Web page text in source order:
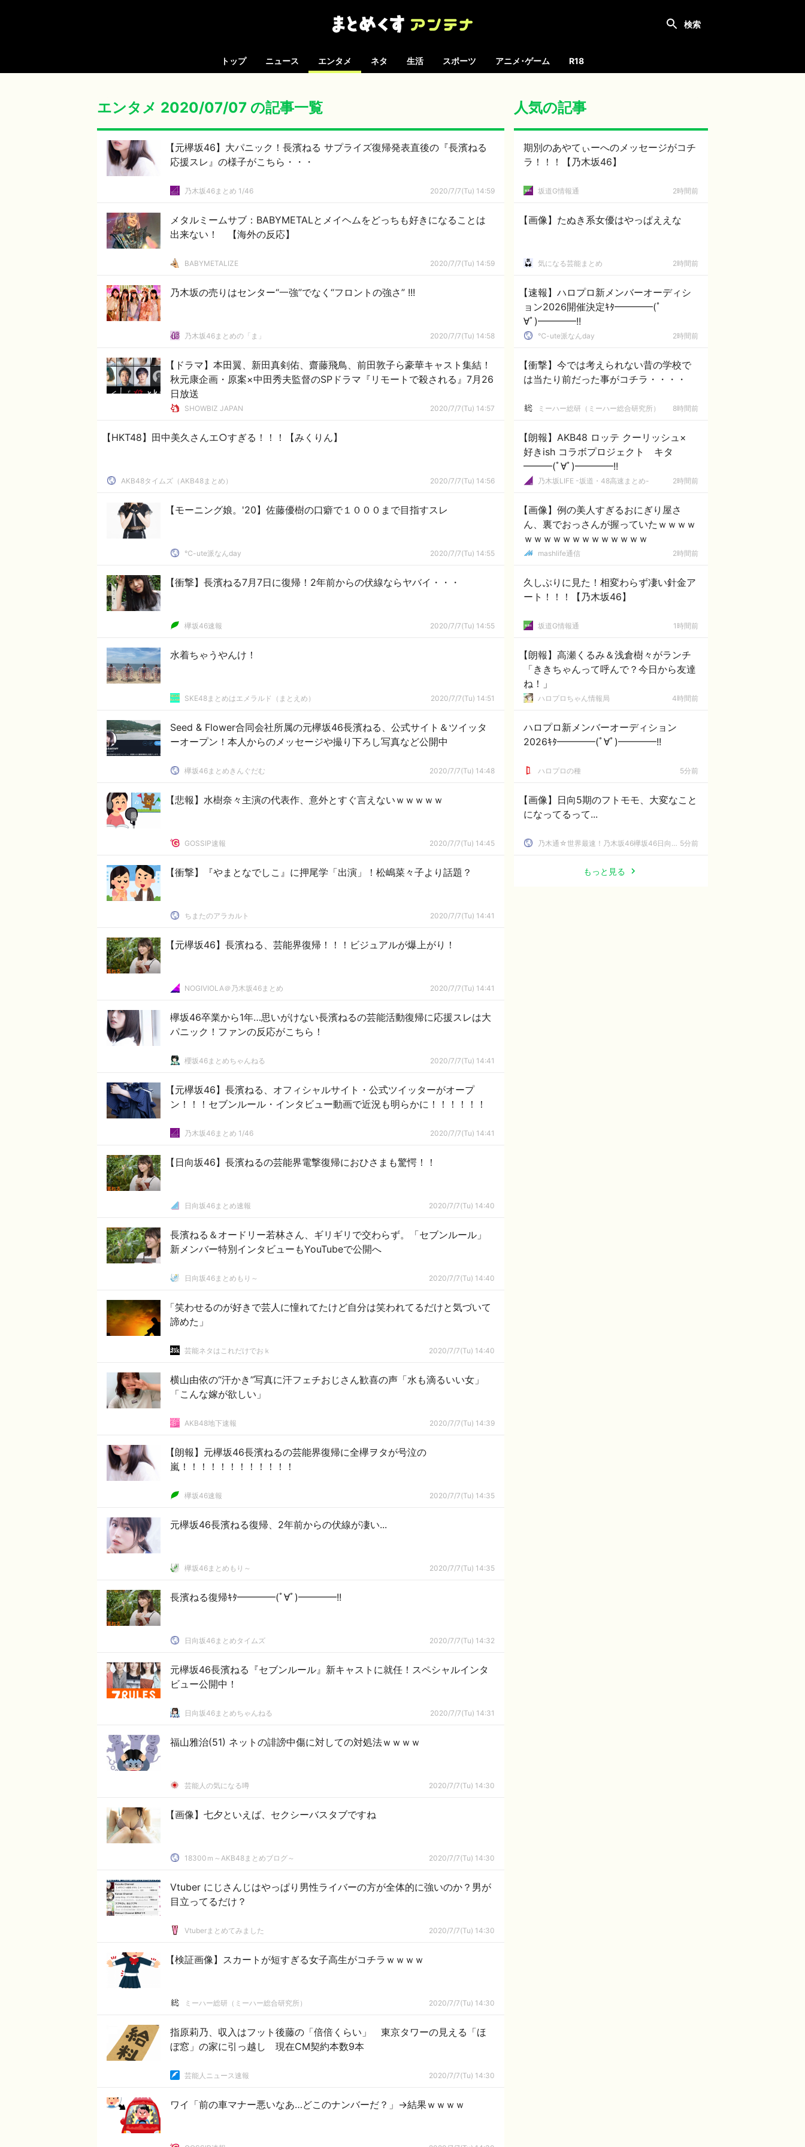
トップ ニュース エンタメ ネタ 生活 スポーツ アニメ･ゲーム R18
エンタメ 2020/07/07 の記事一覧
【元欅坂46】大パニック！長濱ねる サプライズ復帰発表直後の『長濱ねる
応援スレ』の様子がこちら・・・
乃木坂46まとめ 1/46 2020/7/7(Tu) 14:59
メタルミームサブ：BABYMETALとメイヘムをどっちも好きになることは
出来ない！ 【海外の反応】
BABYMETALIZE 2020/7/7(Tu) 14:59
乃木坂の売りはセンター“一強”でなく“フロントの強さ” !!!
乃木坂46まとめの「ま」 2020/7/7(Tu) 14:58
【ドラマ】本田翼、新田真剣佑、齋藤飛鳥、前田敦子ら豪華キャスト集結！
秋元康企画・原案×中田秀夫監督のSPドラマ『リモートで殺される』7月26
日放送
SHOWBIZ JAPAN 2020/7/7(Tu) 14:57
【HKT48】田中美久さんエ○すぎる！！！【みくりん】
AKB48タイムズ（AKB48まとめ） 2020/7/7(Tu) 14:56
【モーニング娘。'20】佐藤優樹の口癖で１０００まで目指すスレ
℃-ute派なんday 2020/7/7(Tu) 14:55
【衝撃】長濱ねる7月7日に復帰！2年前からの伏線ならヤバイ・・・
欅坂46速報 2020/7/7(Tu) 14:55
水着ちゃうやんけ！
SKE48まとめはエメラルド（まとえめ） 2020/7/7(Tu) 14:51
Seed & Flower合同会社所属の元欅坂46長濱ねる、公式サイト＆ツイッタ
ーオープン！本人からのメッセージや撮り下ろし写真など公開中
欅坂46まとめきんぐだむ 2020/7/7(Tu) 14:48
【悲報】水樹奈々主演の代表作、意外とすぐ言えないｗｗｗｗｗ
GOSSIP速報 2020/7/7(Tu) 14:45
【衝撃】『やまとなでしこ』に押尾学「出演」！松嶋菜々子より話題？
ちまたのアラカルト 2020/7/7(Tu) 14:41
【元欅坂46】長濱ねる、芸能界復帰！！！ビジュアルが爆上がり！
NOGIVIOLA＠乃木坂46まとめ 2020/7/7(Tu) 14:41
欅坂46卒業から1年…思いがけない長濱ねるの芸能活動復帰に応援スレは大
パニック！ファンの反応がこちら！
櫻坂46まとめちゃんねる 2020/7/7(Tu) 14:41
【元欅坂46】長濱ねる、オフィシャルサイト・公式ツイッターがオープ
ン！！！セブンルール・インタビュー動画で近況も明らかに！！！！！！
乃木坂46まとめ 1/46 2020/7/7(Tu) 14:41
【日向坂46】長濱ねるの芸能界電撃復帰におひさまも驚愕！！
日向坂46まとめ速報 2020/7/7(Tu) 14:40
長濱ねる＆オードリー若林さん、ギリギリで交わらず。「セブンルール」
新メンバー特別インタビューもYouTubeで公開へ
日向坂46まとめもり～ 2020/7/7(Tu) 14:40
「笑わせるのが好きで芸人に憧れてたけど自分は笑われてるだけと気づいて
諦めた」
芸能ネタはこれだけでおｋ 2020/7/7(Tu) 14:40
横山由依の“汗かき”写真に汗フェチおじさん歓喜の声「水も滴るいい女」
「こんな嫁が欲しい」
AKB48地下速報 2020/7/7(Tu) 14:39
【朗報】元欅坂46長濱ねるの芸能界復帰に全欅ヲタが号泣の
嵐！！！！！！！！！！！！
欅坂46速報 2020/7/7(Tu) 14:35
元欅坂46長濱ねる復帰、2年前からの伏線が凄い...
欅坂46まとめもり～ 2020/7/7(Tu) 14:35
長濱ねる復帰ｷﾀ━━━━(ﾟ∀ﾟ)━━━━!!
日向坂46まとめタイムズ 2020/7/7(Tu) 14:32
元欅坂46長濱ねる『セブンルール』新キャストに就任！スペシャルインタ
ビュー公開中！
日向坂46まとめちゃんねる 2020/7/7(Tu) 14:31
福山雅治(51) ネットの誹謗中傷に対しての対処法ｗｗｗｗ
芸能人の気になる噂 2020/7/7(Tu) 14:30
【画像】七夕といえば、セクシーバスタブですね
18300ｍ～AKB48まとめブログ～ 2020/7/7(Tu) 14:30
Vtuber にじさんじはやっぱり男性ライバーの方が全体的に強いのか？男が
目立ってるだけ？
Vtuberまとめてみました 2020/7/7(Tu) 14:30
【検証画像】スカートが短すぎる女子高生がコチラｗｗｗｗ
ミーハー総研（ミーハー総合研究所） 2020/7/7(Tu) 14:30
指原莉乃、収入はフット後藤の「倍倍くらい」 東京タワーの見える「ほ
ぼ窓」の家に引っ越し 現在CM契約本数9本
芸能人ニュース速報 2020/7/7(Tu) 14:30
ワイ「前の車マナー悪いなあ…どこのナンバーだ？」→結果ｗｗｗｗ
人気の記事
期別のあやてぃーへのメッセージがコチ
ラ！！！【乃木坂46】
坂道G情報通 2時間前
【画像】たぬき系女優はやっぱええな
気になる芸能まとめ 2時間前
【速報】ハロプロ新メンバーオーディシ
ョン2026開催決定ｷﾀ━━━━(ﾟ
∀ﾟ)━━━━!!
℃-ute派なんday 2時間前
【衝撃】今では考えられない昔の学校で
は当たり前だった事がコチラ・・・・
ミーハー総研（ミーハー総合研究所） 8時間前
【朗報】AKB48 ロッテ クーリッシュ×
好きish コラボプロジェクト キタ
━━━(ﾟ∀ﾟ)━━━━!!
乃木坂LIFE -坂道・48高速まとめ- 2時間前
【画像】例の美人すぎるおにぎり屋さ
ん、裏でおっさんが握っていたｗｗｗｗ
ｗｗｗｗｗｗｗｗｗｗｗｗｗ
mashlife通信 2時間前
久しぶりに見た！相変わらず凄い針金ア
ート！！！【乃木坂46】
坂道G情報通 1時間前
【朗報】高瀬くるみ＆浅倉樹々がランチ
「ききちゃんって呼んで？今日から友達
ね！」
ハロプロちゃん情報局 4時間前
ハロプロ新メンバーオーディション
2026ｷﾀ━━━━(ﾟ∀ﾟ)━━━━!!
ハロプロの種 5分前
【画像】日向5期のフトモモ、大変なこと
になってるって...
乃木通☆世界最速！乃木坂46欅坂46日向坂46速報まとめ 5分前
もっと見る